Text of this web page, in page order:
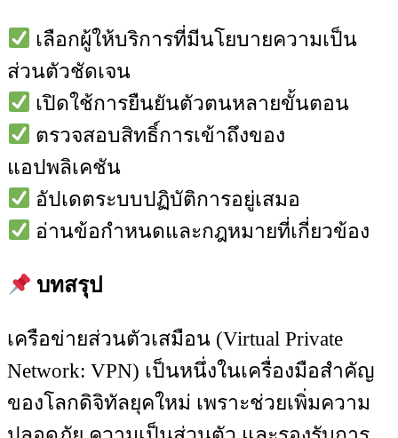
เลือกผู้ให้บริการที่มีนโยบายความเป็น
ส่วนตัวชัดเจน
เปิดใช้การยืนยันตัวตนหลายขั้นตอน
ตรวจสอบสิทธิ์การเข้าถึงของ
แอปพลิเคชัน
อัปเดตระบบปฏิบัติการอยู่เสมอ
อ่านข้อกำหนดและกฎหมายที่เกี่ยวข้อง
บทสรุป
เครือข่ายส่วนตัวเสมือน (Virtual Private
Network: VPN) เป็นหนึ่งในเครื่องมือสำคัญ
ของโลกดิจิทัลยุคใหม่ เพราะช่วยเพิ่มความ